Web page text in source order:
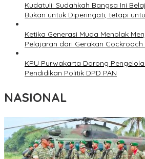
Kudatuli: Sudahkah Bangsa Ini
Bukan untuk Diperingati, tetapi
Ketika Generasi Muda Menolak
Pelajaran dari Gerakan Cockroach
KPU Purwakarta Dorong
Pendidikan Politik DPD PAN
NASIONAL